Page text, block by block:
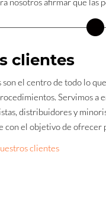
clientes
el centro de todo lo
Servimos a
distribuidores y
con el objetivo de ofrecer
clientes